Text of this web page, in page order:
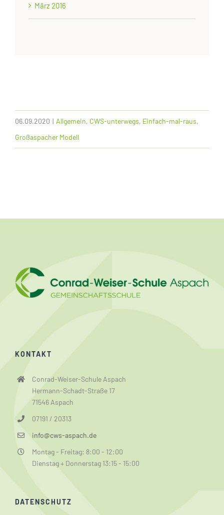
März 2016
06.09.2020 | Allgemein, CWS-unterwegs, Einfach-mal-raus,
Großaspacher Modell
KONTAKT
Conrad-Weiser-Schule Aspach
Hermann-Schadt-Straße 17
71546 Aspach
07191 / 20313
info@cws-aspach.de
Montag - Freitag: 8:00 - 12:00
Dienstag + Donnerstag 13:15 - 15:00
DATENSCHUTZ